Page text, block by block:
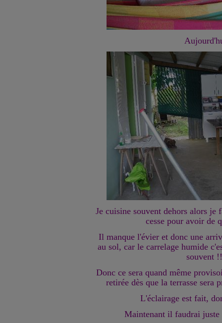
Je cuisine souvent dehors alors je
cesse pour avoir de
Il manque l'évier et donc une
au sol, car le carrelage humide
souvent
Donc ce sera quand même
retirée dès que la terrasse sera
L'éclairage est fait,
Maintenant il faudrai juste